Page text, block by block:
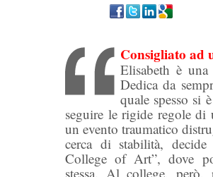
Consigliato ad
Elisabeth è
Dedica da
quale spesso si
seguire le rigide regole di
un evento traumatico
cerca di stabilità,
College of Art”, dove
stessa. Al college, però,